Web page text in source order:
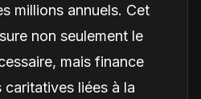
millions annuels. Cet
non seulement le
mais finance
liées à la